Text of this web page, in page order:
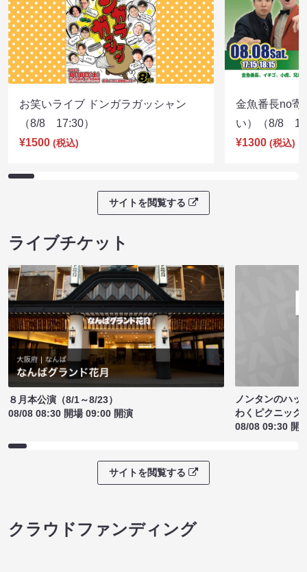
お笑いライブ ドンガラガッシャン
（8/8 17:30）
¥1500 (税込)
金魚番長no寄
い）（8/8
¥1300 (税込)
サイトを閲覧する
ライブチケット
８月本公演（8/1～8/23）
08/08 08:30 開場 09:00 開演
ノンタンのハッ
わくピクニック
08/08 09:30 開
サイトを閲覧する
クラウドファンディング